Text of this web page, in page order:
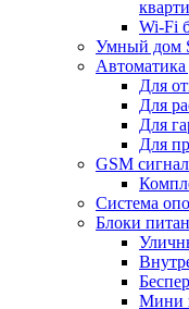
Wi-Fi
Умный дом
Автоматика
Для
Для
Для
Для
GSM
Cистема
Блоки
Мини